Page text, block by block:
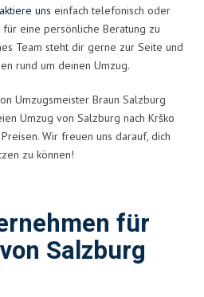
uns einfach telefonisch oder
eine persönliche Beratung zu
Team steht dir gerne zur Seite und
rund um deinen Umzug.
Umzugsmeister Braun Salzburg
Umzug von Salzburg nach Krško
Wir freuen uns darauf, dich
zu können!
für
Salzburg